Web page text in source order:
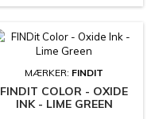
MÆRKER: FINDIT
FINDIT COLOR - OXIDE
INK - LIME GREEN